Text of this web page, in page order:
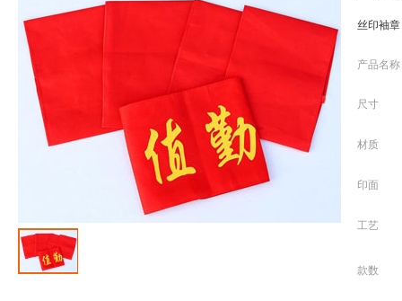
丝印袖章
产品名称
尺寸
材质
印面
工艺
款数